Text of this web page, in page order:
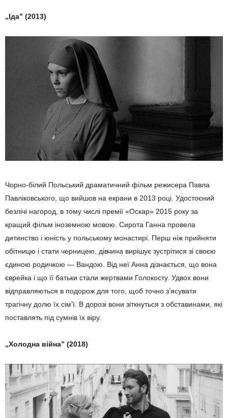
„Іда” (2013)
Чорно-білий Польський драматичний фільм режисера Павла
Павліковського, що вийшов на екрани в 2013 році. Удостоєний
безлічі нагород, в тому числі премії «Оскар» 2015 року за
кращий фільм іноземною мовою. Сирота Ганна провела
дитинство і юність у польському монастирі. Перш ніж прийняти
обітницю і стати черницею, дівчина вирішує зустрітися зі своєю
єдиною родичкою — Вандою. Від неї Анна дізнається, що вона
єврейка і що її батьки стали жертвами Голокосту. Удвох вони
відправляються в подорож для того, щоб точно з’ясувати
трагічну долю їх сім’ї. В дорозі вони зіткнуться з обставинами, які
поставлять під сумнів їх віру.
„Холодна війна” (2018)